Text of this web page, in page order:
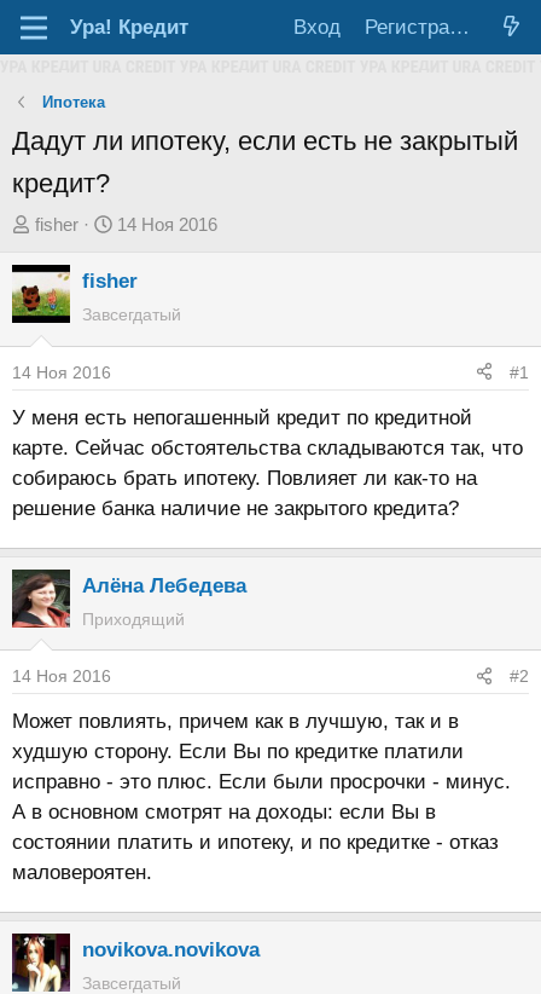
Ура! Кредит Вход Регистрация
Ипотека
Дадут ли ипотеку, если есть не закрытый
кредит?
А
т
о
р
т
е
м
ы
fisher
Д
т
а
ч
а
л
а
14 Ноя 2016
fisher
Завсегдатый
14 Ноя 2016 #1
У меня есть непогашенный кредит по кредитной
карте. Сейчас обстоятельства складываются так, что
собираюсь брать ипотеку. Повлияет ли как-то на
решение банка наличие не закрытого кредита?
Алёна Лебедева
Приходящий
14 Ноя 2016 #2
Может повлиять, причем как в лучшую, так и в
худшую сторону. Если Вы по кредитке платили
исправно - это плюс. Если были просрочки - минус.
А в основном смотрят на доходы: если Вы в
состоянии платить и ипотеку, и по кредитке - отказ
маловероятен.
novikova.novikova
Завсегдатый